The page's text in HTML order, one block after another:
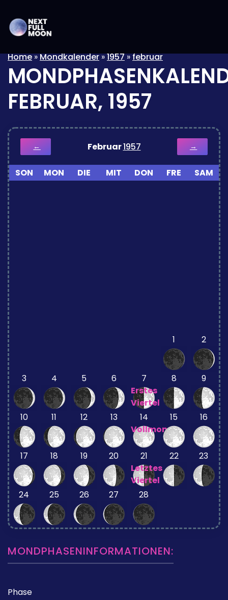
Home»Mondkalender»1957»februar
FEBRUAR, 1957
← Februar1957 →
SON MON DIE MIT DON FRE SAM
1 2
3 4 5 6
7
Erstes
Viertel
8 9
10 11 12 13
14
Vollmond
15 16
17 18 19 20
21
Letztes
Viertel
22 23
24 25 26 27 28
MONDPHASENINFORMATIONEN:
Phase